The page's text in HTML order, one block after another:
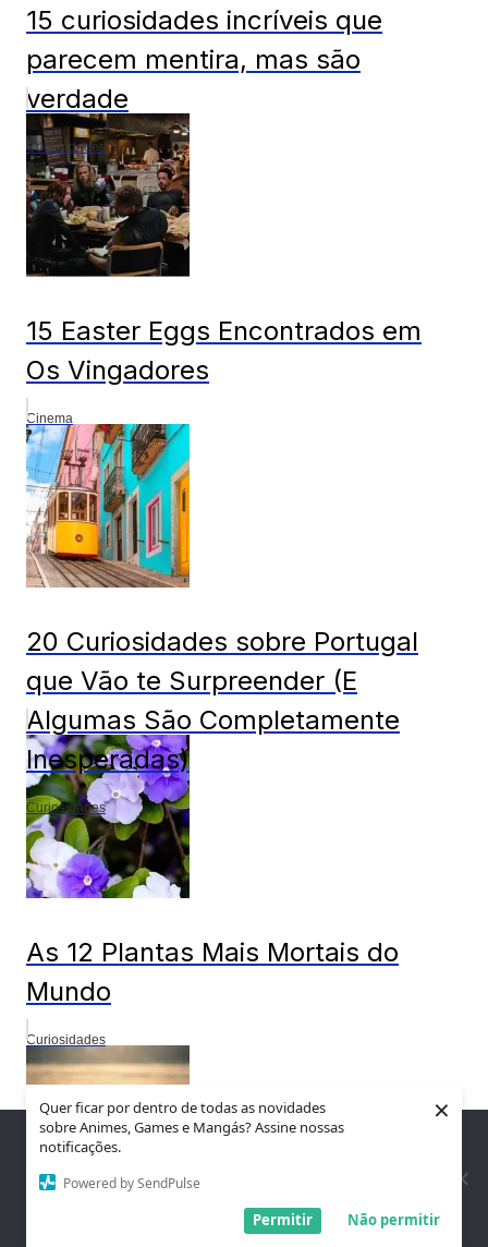
Quer ficar por dentro de todas as novidades
sobre Animes, Games e Mangás? Assine nossas
notificações.
Powered by SendPulse
Não permitir
Permitir
×
15 curiosidades incríveis que
parecem mentira, mas são
verdade
Curiosidades
15 Easter Eggs Encontrados em
Os Vingadores
Cinema
20 Curiosidades sobre Portugal
que Vão te Surpreender (E
Algumas São Completamente
Inesperadas)
Curiosidades
As 12 Plantas Mais Mortais do
Mundo
Curiosidades
Nós utilizamos cookies para garantir que você tenha a melhor
experiência em nosso site. Se você continua a usar este site,
assumimos que você está satisfeito.
Entendi!